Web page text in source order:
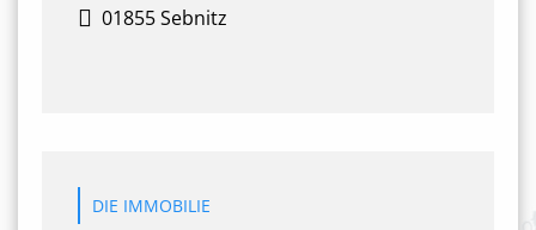
01855 Sebnitz
DIE IMMOBILIE